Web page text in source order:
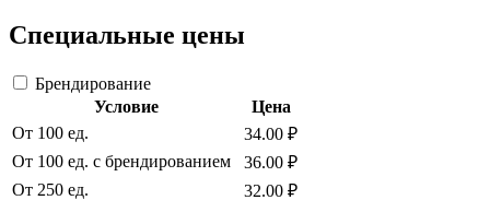
Специальные цены
Брендирование
Условие
Цена
От 100 ед.
34.00 ₽
От 100 ед. с брендированием
36.00 ₽
От 250 ед.
32.00 ₽